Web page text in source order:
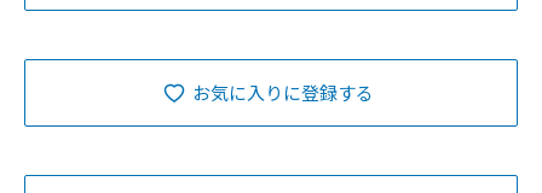
お気に入りに登録する